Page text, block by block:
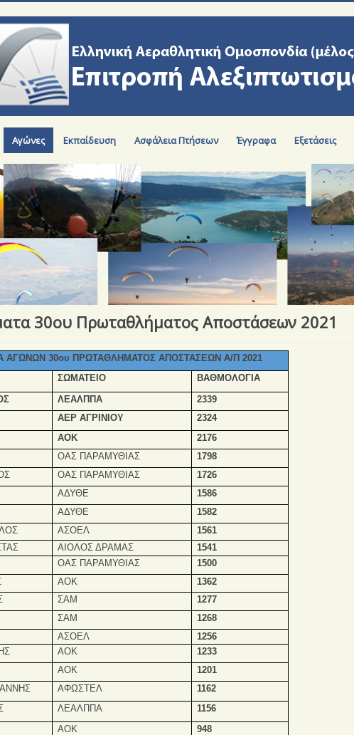
Αγώνες Εκπαίδευση Ασφάλεια Πτήσεων Έγγραφα Εξετάσεις
30ου Πρωταθλήματος Αποστάσεων 2021
30ου ΠΡΩΤΑΘΛΗΜΑΤΟΣ ΑΠΟΣΤΑΣΕΩΝ Α/Π 2021
ΣΩΜΑΤΕΙΟ
ΒΑΘΜΟΛΟΓΙΑ
ΛΕΑΛΠΠΑ
2339
ΑΕΡ ΑΓΡΙΝΙΟΥ
2324
ΑΟΚ
2176
ΟΑΣ ΠΑΡΑΜΥΘΙΑΣ
1798
ΟΑΣ ΠΑΡΑΜΥΘΙΑΣ
1726
ΑΔΥΘΕ
1586
ΑΔΥΘΕ
1582
ΑΣΟΕΛ
1561
ΑΙΟΛΟΣ ΔΡΑΜΑΣ
1541
ΟΑΣ ΠΑΡΑΜΥΘΙΑΣ
1500
ΑΟΚ
1362
ΣΑΜ
1277
ΣΑΜ
1268
ΑΣΟΕΛ
1256
ΑΟΚ
1233
ΑΟΚ
1201
ΑΦΩΣΤΕΛ
1162
ΛΕΑΛΠΠΑ
1156
ΑΟΚ
948